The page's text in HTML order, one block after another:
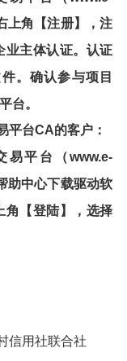
上角【注册】，注
业主体认证。认证
。确认参与项目
台。
平台CA的客户：
易平台 （www.e-
助中心下载驱动软
角【登陆】，选择
信用社联合社